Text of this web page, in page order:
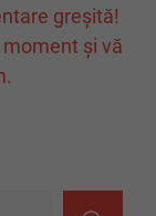
greșită!
și vă